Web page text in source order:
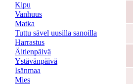
Kipu
Vanhuus
Matka
Tuttu sävel uusilla sanoilla
Harrastus
Äitienpäivä
Ystävänpäivä
Isänmaa
Mies